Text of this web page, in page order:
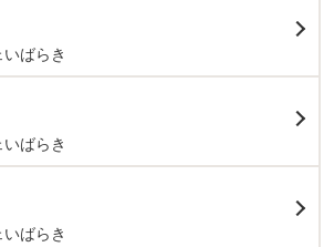
ばらき
ばらき
ばらき